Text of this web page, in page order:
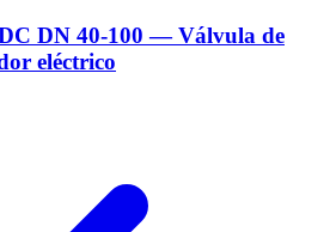
DN 40-100 — Válvula de
eléctrico